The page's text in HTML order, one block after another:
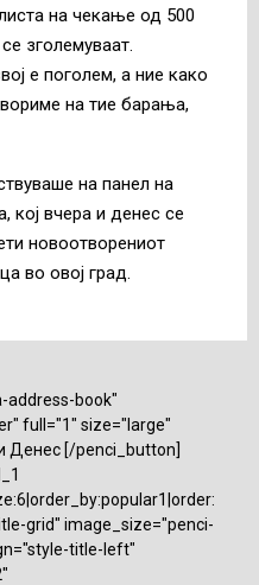
на чекање од 500
зголемуваат.
е поголем, а ние како
на тие барања,
на панел на
кој вчера и денес се
новоотворениот
во овој град.
address-book"
full="1" size="large"
Денес [/penci_button]
grid" image_size="penci-
title-left"